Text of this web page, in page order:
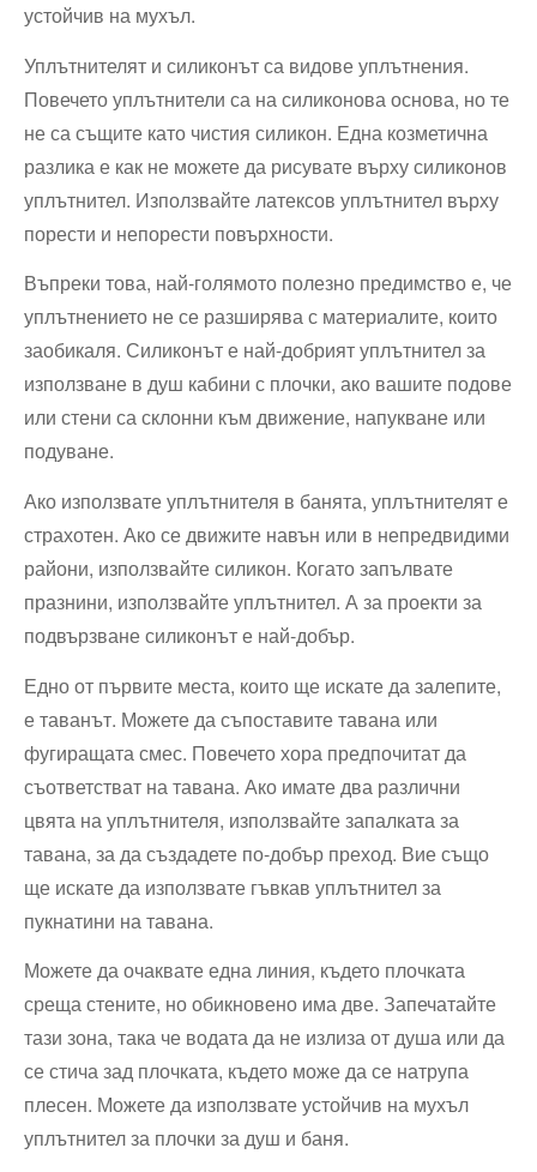
устойчив на мухъл.
Уплътнителят и силиконът са видове уплътнения.
Повечето уплътнители са на силиконова основа, но те
не са същите като чистия силикон. Една козметична
разлика е как не можете да рисувате върху силиконов
уплътнител. Използвайте латексов уплътнител върху
порести и непорести повърхности.
Въпреки това, най-голямото полезно предимство е, че
уплътнението не се разширява с материалите, които
заобикаля. Силиконът е най-добрият уплътнител за
използване в душ кабини с плочки, ако вашите подове
или стени са склонни към движение, напукване или
подуване.
Ако използвате уплътнителя в банята, уплътнителят е
страхотен. Ако се движите навън или в непредвидими
райони, използвайте силикон. Когато запълвате
празнини, използвайте уплътнител. А за проекти за
подвързване силиконът е най-добър.
Едно от първите места, които ще искате да залепите,
е таванът. Можете да съпоставите тавана или
фугиращата смес. Повечето хора предпочитат да
съответстват на тавана. Ако имате два различни
цвята на уплътнителя, използвайте запалката за
тавана, за да създадете по-добър преход. Вие също
ще искате да използвате гъвкав уплътнител за
пукнатини на тавана.
Можете да очаквате една линия, където плочката
среща стените, но обикновено има две. Запечатайте
тази зона, така че водата да не излиза от душа или да
се стича зад плочката, където може да се натрупа
плесен. Можете да използвате устойчив на мухъл
уплътнител за плочки за душ и баня.